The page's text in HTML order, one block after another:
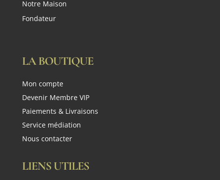
Notre Maison
Fondateur
LA BOUTIQUE
Mon compte
Devenir Membre VIP
Paiements & Livraisons
Service médiation
Nous contacter
LIENS UTILES